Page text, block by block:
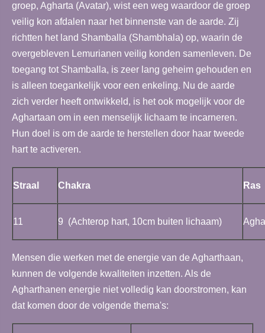
groep, Agharta (Avatar), wist een weg waardoor de groep
veilig kon afdalen naar het binnenste van de aarde. Zij
richtten het land Shamballa (Shambhala) op, waarin de
overgebleven Lemurianen veilig konden samenleven. De
toegang tot Shamballa, is zeer lang geheim gehouden en
is alleen toegankelijk voor een enkeling. Nu de aarde
zich verder heeft ontwikkeld, is het ook mogelijk voor de
Aghartaan om in een menselijk lichaam te incarneren.
Hun doel is om de aarde te herstellen door haar tweede
hart te activeren.
Straal Chakra Ras
11 9 (Achterop hart, 10cm buiten lichaam)
Mensen die werken met de energie van de Agharthaan,
kunnen de volgende kwaliteiten inzetten. Als de
Agharthanen energie niet volledig kan doorstromen, kan
dat komen door de volgende thema's: